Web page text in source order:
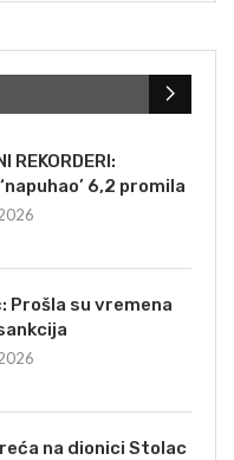
REKORDERI:
6,2 promila
Prošla su vremena
na dionici Stolac